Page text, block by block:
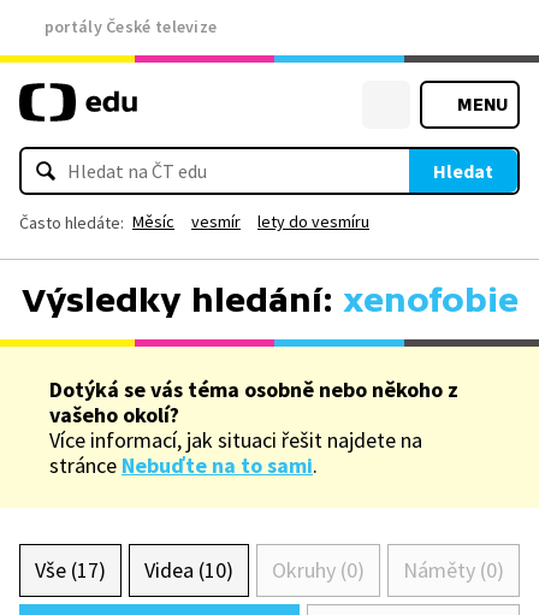
portály České televize
MENU
Hledat
Často hledáte: Měsíc vesmír lety do vesmíru
Výsledky hledání: xenofobie
Dotýká se vás téma osobně nebo někoho z
vašeho okolí?
Více informací, jak situaci řešit najdete na
stránce Nebuďte na to sami.
Vše (17) Videa (10) Okruhy (0) Náměty (0)